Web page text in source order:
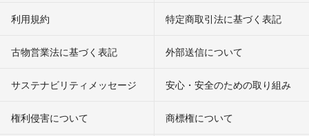
利用規約 特定商取引法に基づく表記
古物営業法に基づく表記 外部送信について
サステナビリティメッセージ 安心・安全のための取り組み
権利侵害について
商標権について